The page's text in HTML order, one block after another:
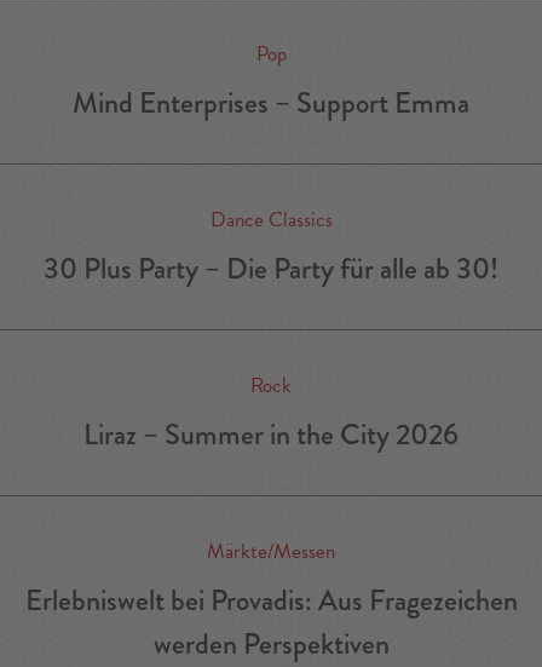
Pop
Mind Enterprises – Support Emma
Dance Classics
30 Plus Party – Die Party für alle ab 30!
Rock
Liraz – Summer in the City 2026
Märkte/Messen
Erlebniswelt bei Provadis: Aus Fragezeichen
werden Perspektiven